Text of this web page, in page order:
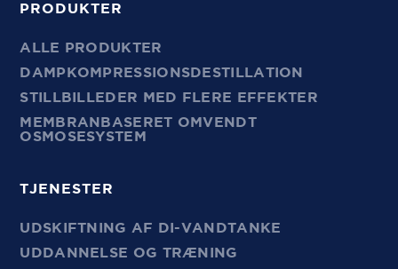
PRODUKTER
ALLE PRODUKTER
DAMPKOMPRESSIONSDESTILLATION
STILLBILLEDER MED FLERE EFFEKTER
MEMBRANBASERET OMVENDT
OSMOSESYSTEM
TJENESTER
UDSKIFTNING AF DI-VANDTANKE
UDDANNELSE OG TRÆNING